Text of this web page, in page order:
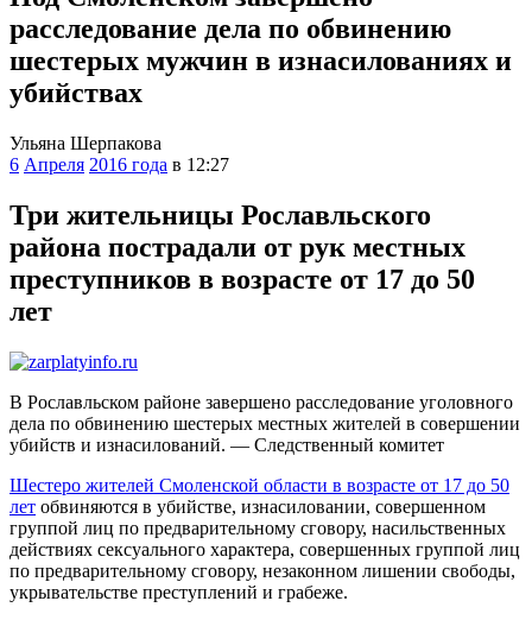
расследование дела по обвинению
шестерых мужчин в изнасилованиях и
убийствах
Ульяна Шерпакова
6 Апреля 2016 года в 12:27
Три жительницы Рославльского
района пострадали от рук местных
преступников в возрасте от 17 до 50
лет
В Рославльском районе завершено расследование уголовного
дела по обвинению шестерых местных жителей в совершении
убийств и изнасилований. — Следственный комитет
Шестеро жителей Смоленской области в возрасте от 17 до 50
лет обвиняются в убийстве, изнасиловании, совершенном
группой лиц по предварительному сговору, насильственных
действиях сексуального характера, совершенных группой лиц
по предварительному сговору, незаконном лишении свободы,
укрывательстве преступлений и грабеже.